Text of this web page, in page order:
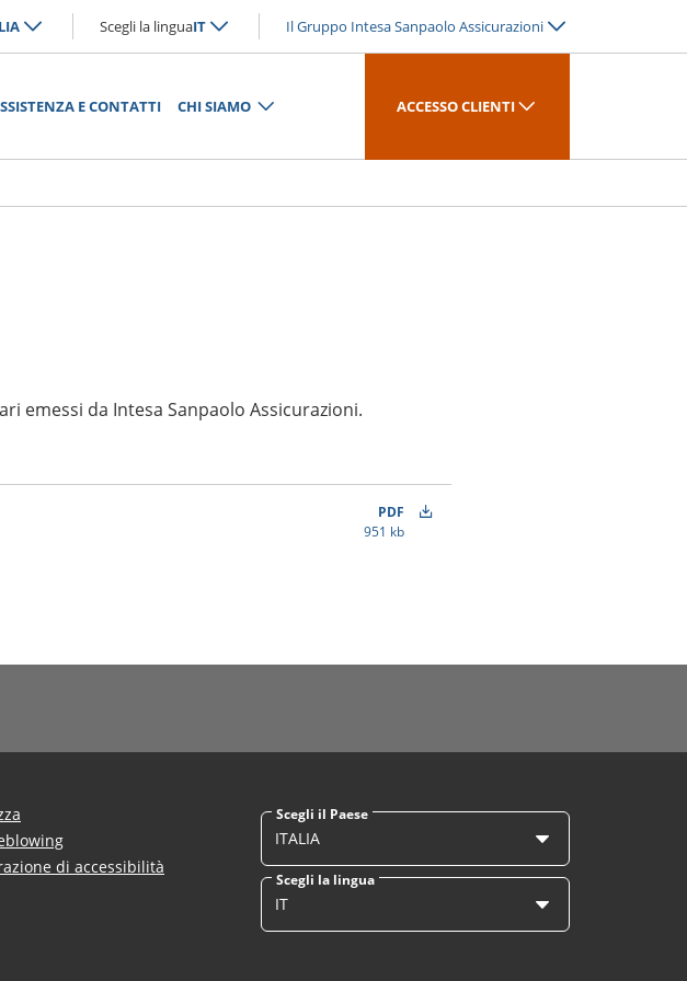
Scegli la linguaIT Il Gruppo Intesa Sanpaolo Assicurazioni
E CONTATTI CHI SIAMO ACCESSO CLIENTI
emessi da Intesa Sanpaolo Assicurazioni.
PDF
951 kb
di accessibilità
Scegli il Paese
ITALIA
Scegli la lingua
IT